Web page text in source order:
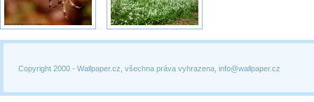
Copyright 2000 - Wallpaper.cz, všechna práva vyhrazena, info@wallpaper.cz